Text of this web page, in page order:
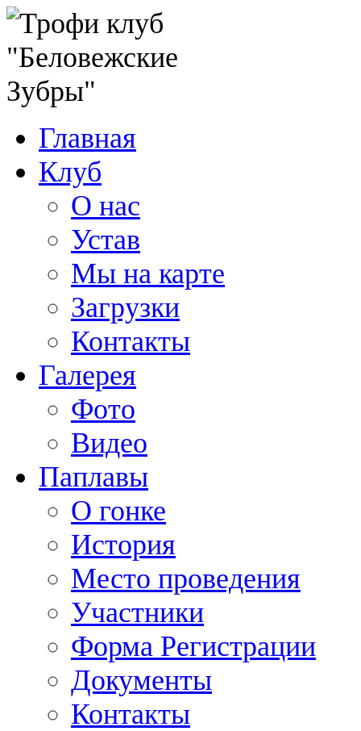
Главная
Клуб
О нас
Устав
Мы на карте
Загрузки
Контакты
Галерея
Фото
Видео
Паплавы
О гонке
История
Место проведения
Участники
Форма Регистрации
Документы
Контакты